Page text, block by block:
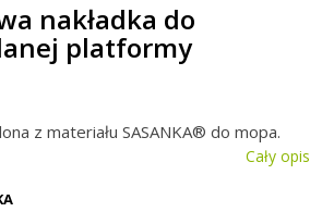
nakładka do
platformy
z materiału SASANKA® do mopa.
Cały opis